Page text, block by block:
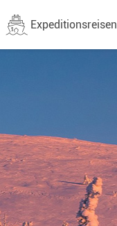
Expeditionsreisen
Reisen
Reisen
& Infos